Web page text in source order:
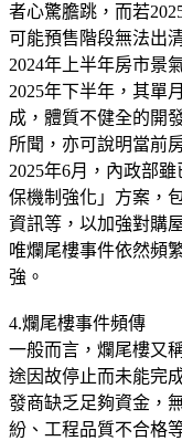
者心驚膽跳，而若
可能預售階段無法出
2024年上半年房市景
2025年下半年，其單
成，體質不健全的開
所聞，亦可說明當前
2025年6月，內政部
保機制強化」方案，
資訊等，以加強對購
唯爛尾樓事件依然頻
強。
4.爛尾樓事件頻傳
一般而言，爛尾樓又
途因故停止而未能完
發商缺乏足夠資金，
紛、工程品質不合格